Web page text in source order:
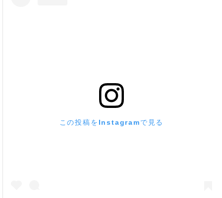
この投稿をInstagramで見る